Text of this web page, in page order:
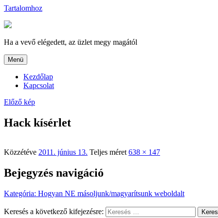
Tartalomhoz
Ha a vevő elégedett, az üzlet megy magától
Menü
Kezdőlap
Kapcsolat
Előző kép
Hack kísérlet
Közzétéve 2011. június 13. Teljes méret 638 × 147
Bejegyzés navigáció
Kategória: Hogyan NE másoljunk/magyarítsunk weboldalt
Keresés a következő kifejezésre: